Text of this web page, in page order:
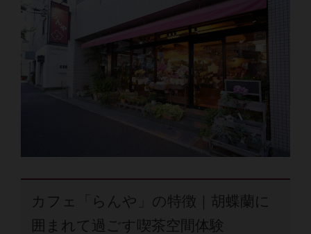
カフェ「らんや」の特徴｜胡蝶蘭に
囲まれて過ごす喫茶空間体験